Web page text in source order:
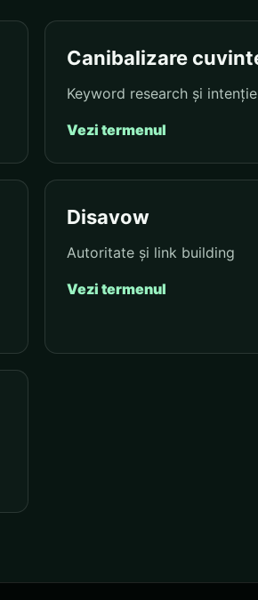
Canibalizare
Keyword research și intenție
Vezi termenul
Disavow
Autoritate și link building
Vezi termenul